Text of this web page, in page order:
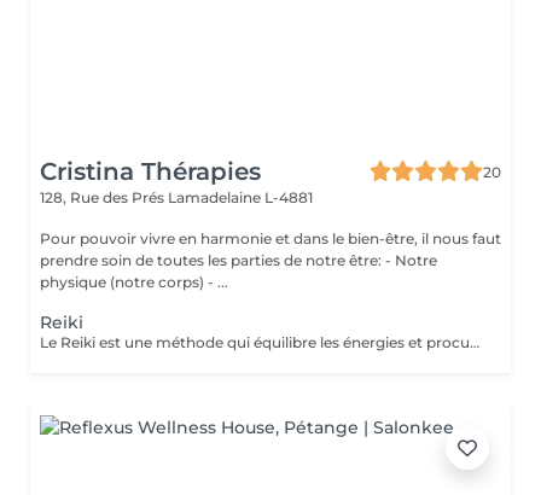
Cristina Thérapies
20
128, Rue des Prés Lamadelaine L-4881
Pour pouvoir vivre en harmonie et dans le bien-être, il nous faut
prendre soin de toutes les parties de notre être: - Notre
physique (notre corps) - ...
Reiki
Le Reiki est une méthode qui équilibre les énergies et procure un apaisement physique, psychique et émotionnel. Lors d'une séance de Reiki (Rei signifie esprit-conscience, Ki signifie énergie-sensation), le praticien dirige l'énergie universelle vers les zones du corps qui en ont le plus besoin, faisant en sorte que l'énergie circule uniformément et harmonieusement. Une séance permet : d'apaiser le corps et l'esprit de procurer un sentiment de bien-être d'harmoniser la circulation de l'énergie de favoriser un état de relaxation de soutenir le potentiel de guérison de retrouver un sommeil réparateur retrouver une meilleure circulation sanguine réduire les douleurs physiques réduire le stress Les séances de reiki peuvent être pratiquées à titre préventif, ou en accompagnement des soins médicaux, mais ne peuvent en aucun cas, se substituer aux traitements médicaux. Paiement sur place en espèces.